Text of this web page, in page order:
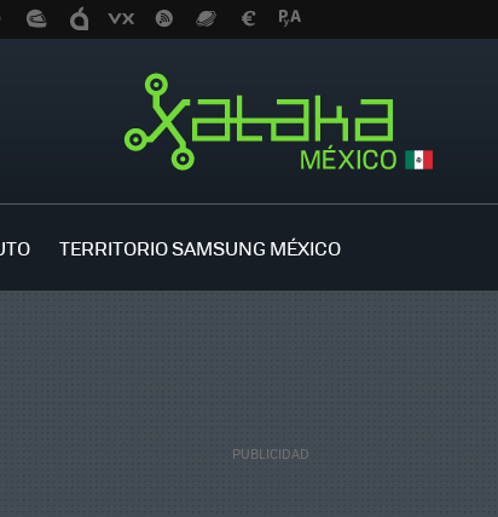
TERRITORIO SAMSUNG MÉXICO